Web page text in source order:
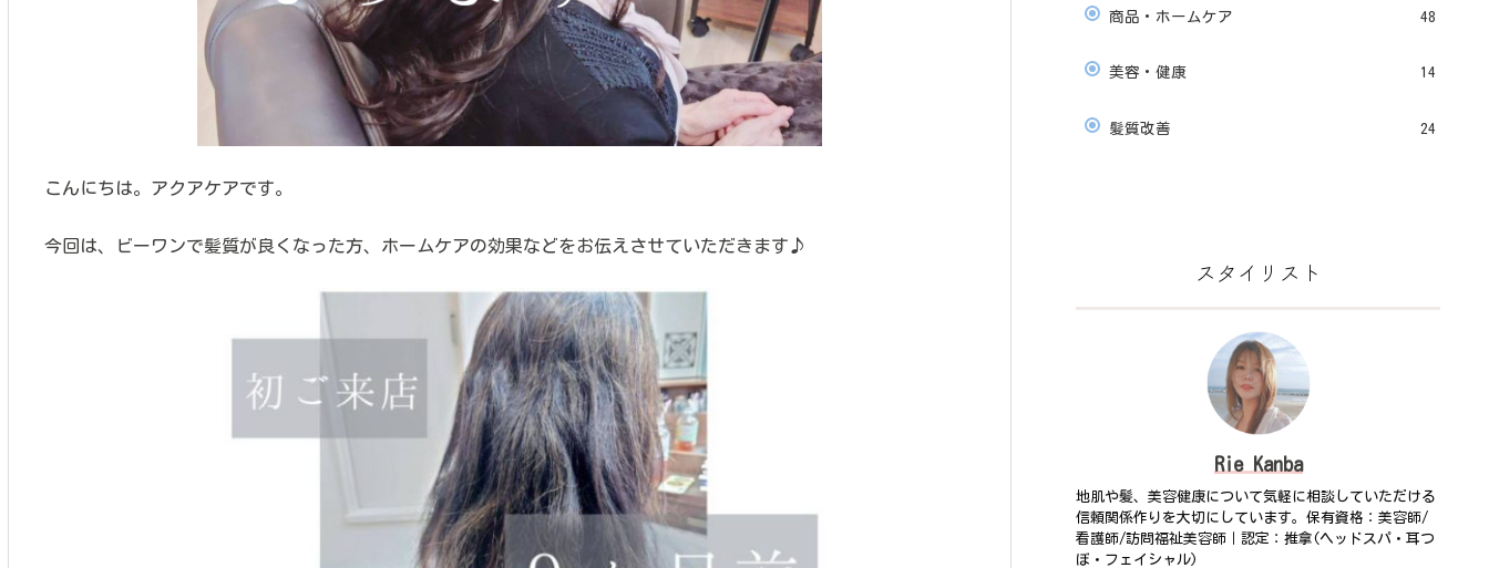
こんにちは。アクアケアです。
今回は、ビーワンで髪質が良くなった方、ホームケアの効果などをお伝えさせていただきます♪
商品・ホームケア 48
美容・健康 14
髪質改善 24
スタイリスト
Rie Kanba
地肌や髪、美容健康について気軽に相談していただける
信頼関係作りを大切にしています。保有資格：美容師/
看護師/訪問福祉美容師｜認定：推拿(ヘッドスパ・耳つ
ぼ・フェイシャル)